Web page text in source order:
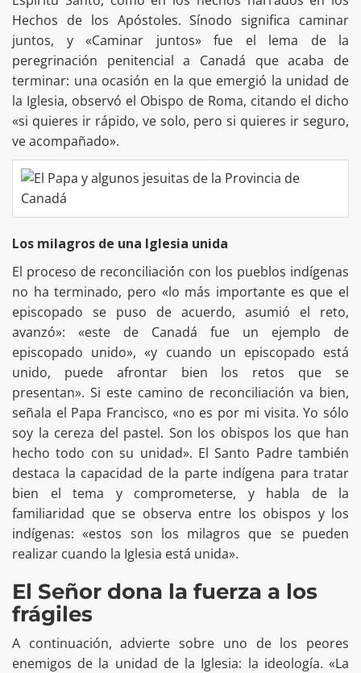
Hechos de los Apóstoles. Sínodo significa caminar
juntos, y «Caminar juntos» fue el lema de la
peregrinación penitencial a Canadá que acaba de
terminar: una ocasión en la que emergió la unidad de
la Iglesia, observó el Obispo de Roma, citando el dicho
«si quieres ir rápido, ve solo, pero si quieres ir seguro,
ve acompañado».
Los milagros de una Iglesia unida
El proceso de reconciliación con los pueblos indígenas
no ha terminado, pero «lo más importante es que el
episcopado se puso de acuerdo, asumió el reto,
avanzó»: «este de Canadá fue un ejemplo de
episcopado unido», «y cuando un episcopado está
unido, puede afrontar bien los retos que se
presentan». Si este camino de reconciliación va bien,
señala el Papa Francisco, «no es por mi visita. Yo sólo
soy la cereza del pastel. Son los obispos los que han
hecho todo con su unidad». El Santo Padre también
destaca la capacidad de la parte indígena para tratar
bien el tema y comprometerse, y habla de la
familiaridad que se observa entre los obispos y los
indígenas: «estos son los milagros que se pueden
realizar cuando la Iglesia está unida».
El Señor dona la fuerza a los
frágiles
A continuación, advierte sobre uno de los peores
enemigos de la unidad de la Iglesia: la ideología. «La